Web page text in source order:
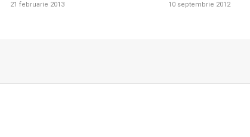
21 februarie 2013 10 septembrie 2012